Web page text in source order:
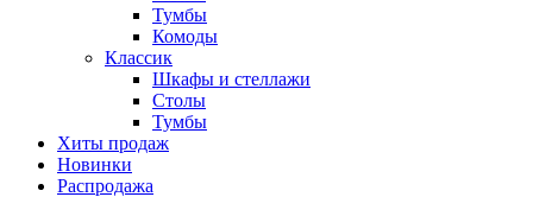
Тумбы
Комоды
Классик
Шкафы и стеллажи
Столы
Тумбы
Хиты продаж
Новинки
Распродажа